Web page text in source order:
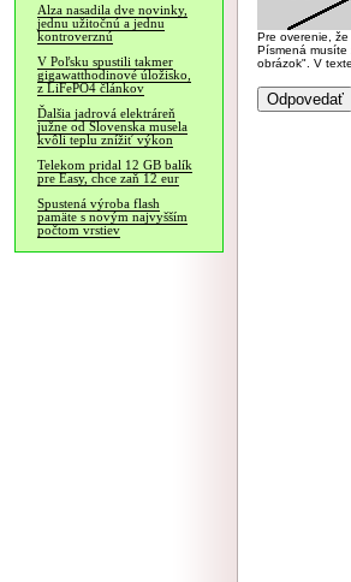
Alza nasadila dve novinky,
jednu užitočnú a jednu
kontroverznú
V Poľsku spustili takmer
gigawatthodinové úložisko,
z LiFePO4 článkov
Ďalšia jadrová elektráreň
južne od Slovenska musela
kvôli teplu znížiť výkon
Telekom pridal 12 GB balík
pre Easy, chce zaň 12 eur
Spustená výroba flash
pamäte s novým najvyšším
počtom vrstiev
Pre overenie,
Písmená
obrázok". V